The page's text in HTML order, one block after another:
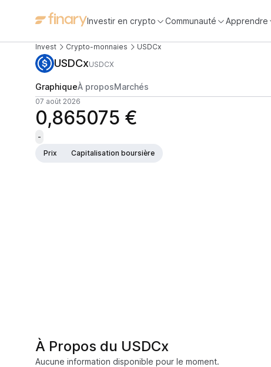
Investir en crypto Communauté Apprendre
Invest Crypto-monnaies USDCx
USDCxUSDCX
GraphiqueÀ proposMarchés
07 août 2026
0,865075 €
-
Prix
Capitalisation boursière
À Propos du USDCx
Aucune information disponible pour le moment.